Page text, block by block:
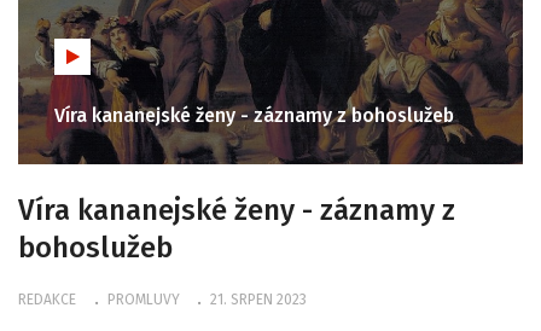
Víra kananejské ženy - záznamy z bohoslužeb
Víra kananejské ženy - záznamy z
bohoslužeb
REDAKCE PROMLUVY 21. SRPEN 2023